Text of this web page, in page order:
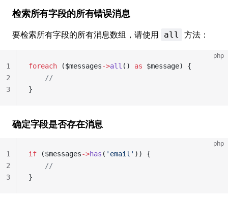
检索所有字段的所有错误消息
要检索所有字段的所有消息数组，请使用 all 方法：
php
foreach ($messages->all () as $message) {
    //
}
1
2
3
确定字段是否存在消息
php
if ($messages->has ( 'email' )) {
    //
}
1
2
3